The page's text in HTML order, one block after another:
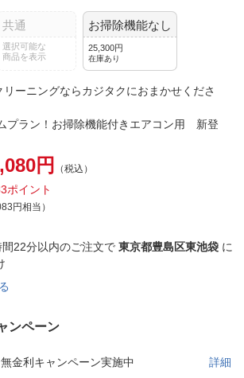
共通
選択可能な
商品を表示
お掃除機能なし
25,300円
在庫あり
リーニングならカジタクにおまかせくださ
プラン！お掃除機能付きエアコン用 新登
円 （税込）
ポイント
円相当）
間22分以内のご注文で 東京都豊島区東池袋 に
ンペーン
金利キャンペーン実施中 詳細